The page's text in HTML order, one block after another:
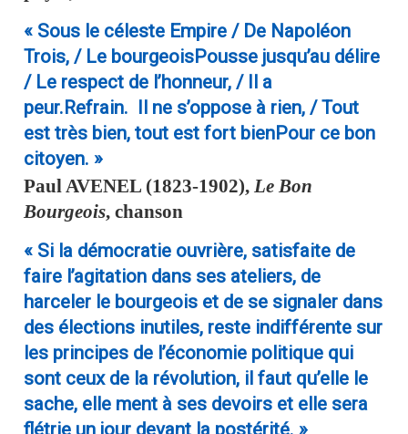
« Sous le céleste Empire / De Napoléon
Trois, / Le bourgeoisPousse jusqu’au délire
/ Le respect de l’honneur, / Il a
peur.Refrain. Il ne s’oppose à rien, / Tout
est très bien, tout est fort bienPour ce bon
citoyen. »
Paul AVENEL (1823-1902), Le Bon
Bourgeois, chanson
« Si la démocratie ouvrière, satisfaite de
faire l’agitation dans ses ateliers, de
harceler le bourgeois et de se signaler dans
des élections inutiles, reste indifférente sur
les principes de l’économie politique qui
sont ceux de la révolution, il faut qu’elle le
sache, elle ment à ses devoirs et elle sera
flétrie un jour devant la postérité. »